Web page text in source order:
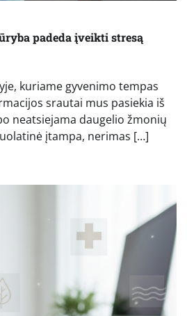
padeda įveikti stresą
kuriame gyvenimo tempas
srautai mus pasiekia iš
neatsiejama daugelio žmonių
įtampa, nerimas […]